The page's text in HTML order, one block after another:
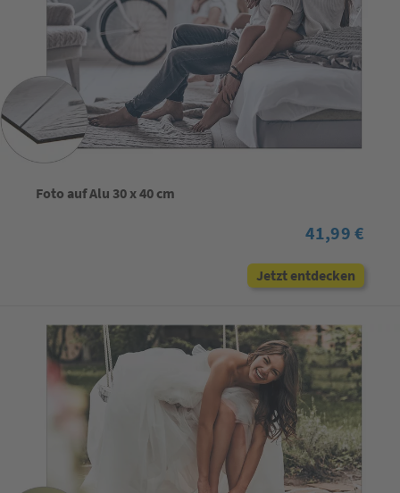
Foto auf Alu 30 x 40 cm
41,99 €
Jetzt entdecken